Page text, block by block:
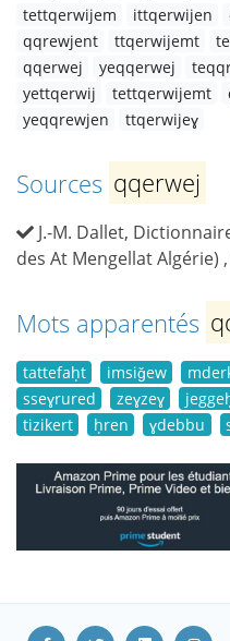
tettqerwijem
ittqerwijen
qqrewjent
ttqerwijemt
qqerwej
yeqqerwej
yettqerwij
tettqerwijemt
yeqqrewjen
ttqerwijeɣ
Sources qqerwej
J.-M. Dallet,
des At Mengellat Algérie)
Mots apparentés
tattefaḥt imsiǧew
sseɣrured
zeɣzeɣ
tizikert
ḥren ɣdebbu